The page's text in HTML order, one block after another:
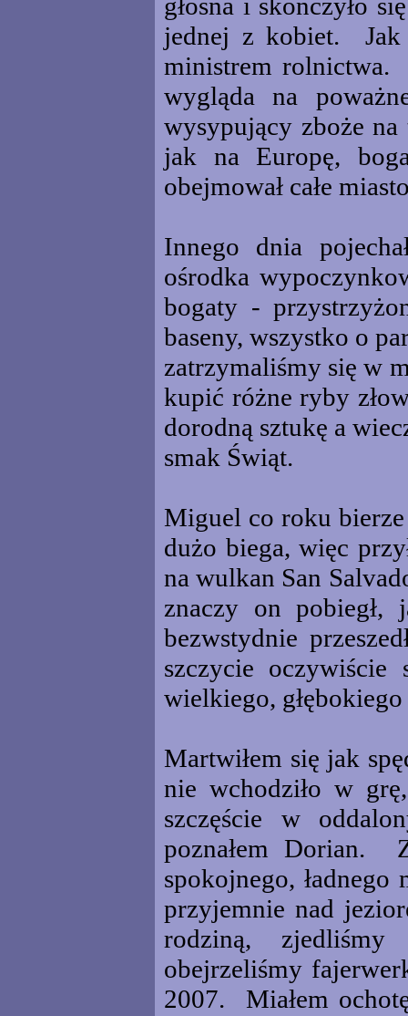
jednej z kobiet. Jak
ministrem rolnictwa.
wygląda na
wysypujący zboże
jak na Europę,
obejmował całe
Innego dnia
ośrodka
bogaty -
baseny, wszystko o
zatrzymaliśmy się w
kupić różne ryby
dorodną sztukę a
smak Świąt.
Miguel co roku
dużo biega, więc
na wulkan San
znaczy on
bezwstydnie
szczycie
wielkiego,
Martwiłem się jak
nie wchodziło w
szczęście w
poznałem Dorian.
spokojnego, ładnego
przyjemnie nad
rodziną,
obejrzeliśmy
2007. Miałem